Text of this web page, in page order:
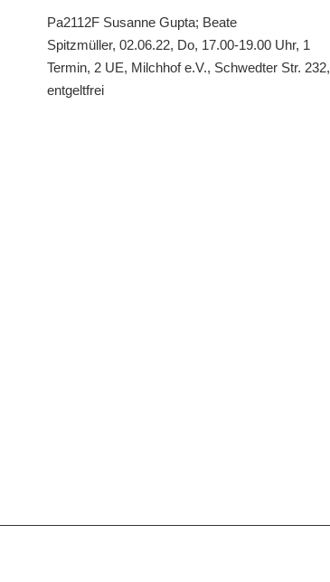
Pa2112F Susanne Gupta; Beate
Spitzmüller,02.06.22, Do, 17.00-19.00 Uhr, 1
Termin, 2 UE, Milchhof e.V., Schwedter Str. 232,
entgeltfrei